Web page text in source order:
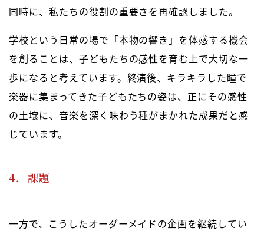
同時に、私たちの役割の重要さを再確認しました。
学校という日常の場で「本物の響き」を体感する機会
を創ることは、子どもたちの感性を育む上で大切な一
歩になると考えています。終演後、キラキラした瞳で
楽器に集まってきた子どもたちの姿は、正にその感性
の土壌に、音楽を深く味わう種がまかれた成果だと感
じています。
4．課題
一方で、こうしたオーダーメイドの企画を継続してい